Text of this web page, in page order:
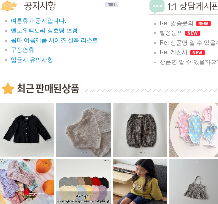
여름휴가 공지입니다.
옐로우팩토리 상호명 변경
콤마 여름제품 사이즈 실측 리스트..
구정연휴
입금시 유의사항
Re: 발송문의
발송문의
Re: 상품명 알 수 있을
Re: 계산서
상품명 알 수 있을까요